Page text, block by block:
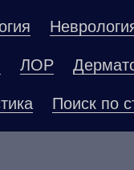
ЛОР
Поиск по